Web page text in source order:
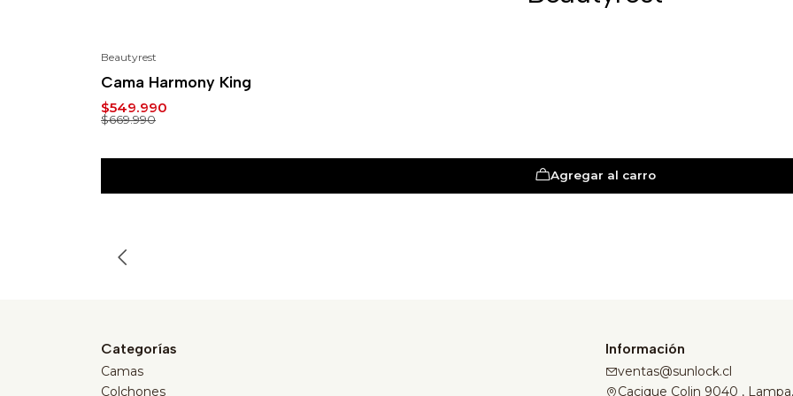
Beautyrest
Cama Harmony King
$549.990
$669.990
Agregar al carro
Categorías
Camas
Colchones
Información
ventas@sunlock.cl
Cacique Colin 9040 ,